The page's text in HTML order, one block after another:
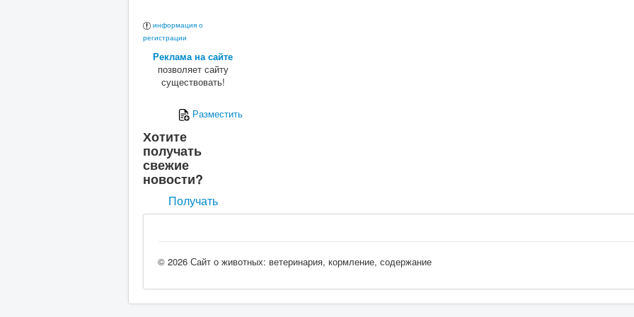
информация о
регистрации
Реклама на сайте
позволяет сайту
существовать!
Разместить
Хотите
получать
свежие
новости?
Получать
© 2026 Сайт о животных: ветеринария, кормление, содержание